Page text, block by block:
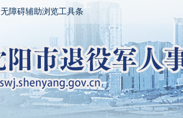
无障碍辅助浏览工具条